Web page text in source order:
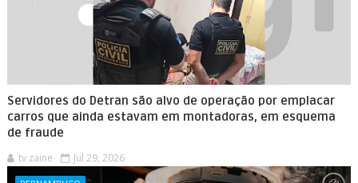
Servidores do Detran são alvo de operação por emplacar
carros que ainda estavam em montadoras, em esquema
de fraude
tv zaine Jul 29, 2026